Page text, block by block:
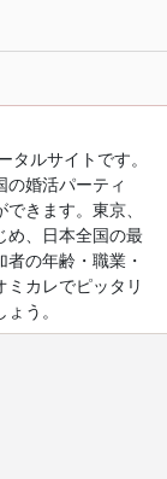
ルサイトです。
婚活パーティ
きます。東京、
め、日本全国の最
の年齢・職業・
カレでピッタリ
う。